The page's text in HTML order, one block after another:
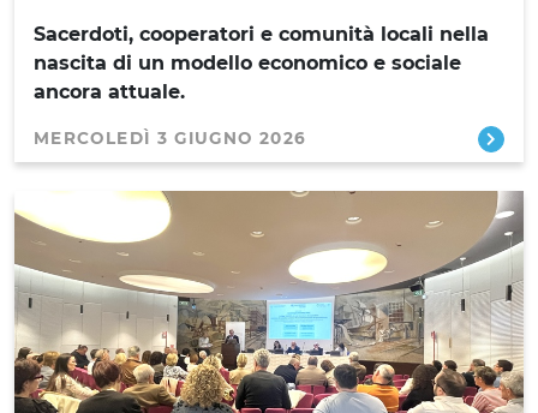
Sacerdoti, cooperatori e comunità locali nella
nascita di un modello economico e sociale
ancora attuale.
MERCOLEDÌ 3 GIUGNO 2026